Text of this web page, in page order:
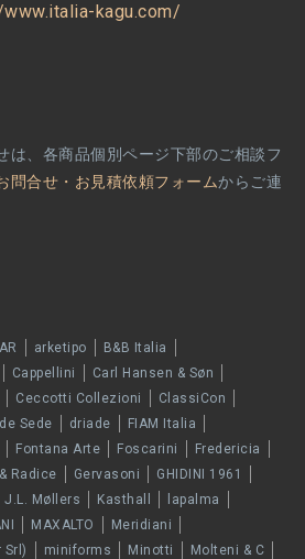
kagu.com/
は、各商品個別ページ下部のご相談フ
問合せ・お見積依頼フォームからご連
arketipo
B&B Italia
Cappellini
Carl Hansen & Søn
Ceccotti Collezioni
ClassiCon
de Sede driade
FIAM Italia
Fontana Arte Foscarini
Fredericia
Radice Gervasoni
GHIDINI 1961
J.L. Møllers Kasthall
lapalma
MAXALTO
Meridiani
Srl)
miniforms Minotti
Molteni & C